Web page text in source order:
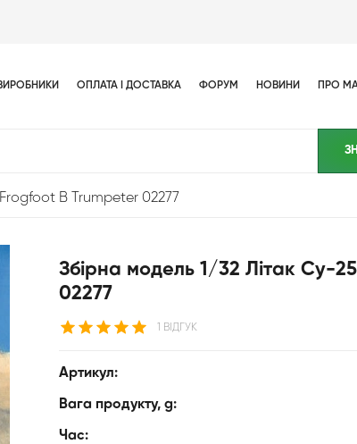
ОПЛАТА І ДОСТАВКА ФОРУМ НОВИНИ ПРО
B Trumpeter 02277
Збірна модель 1/32 Літак Су-
02277
1 ВІДГУК
Артикул:
Вага продукту, g:
Час: